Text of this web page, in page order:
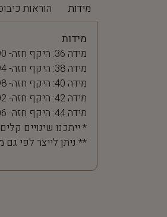
מידות הוראות
מידות
מידה 36: היקף חזה- 90 ס"מ, היקף מותן- 68 ס"מ
מידה 38: היקף חזה- 94 ס"מ, היקף מותן- 72 ס"מ
מידה 40: היקף חזה- 98 ס"מ, היקף מותן- 76 ס"מ
מידה 42: היקף חזה- 102 ס"מ, היקף מותן- 80 ס"מ
מידה 44: היקף חזה- 106 ס"מ, היקף מותן- 84 ס"מ
* ייתכנו שינויים
** ניתן לייצר לפי